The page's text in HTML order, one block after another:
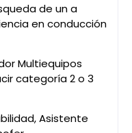
de un a
en conducción
Multiequipos
categoría 2 o 3
Asistente